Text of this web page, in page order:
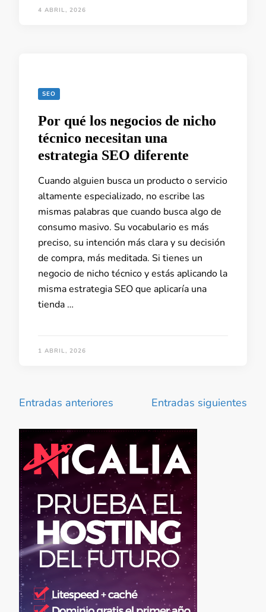
4 ABRIL, 2026
SEO
Por qué los negocios de nicho
técnico necesitan una
estrategia SEO diferente
Cuando alguien busca un producto o servicio
altamente especializado, no escribe las
mismas palabras que cuando busca algo de
consumo masivo. Su vocabulario es más
preciso, su intención más clara y su decisión
de compra, más meditada. Si tienes un
negocio de nicho técnico y estás aplicando la
misma estrategia SEO que aplicaría una
tienda …
1 ABRIL, 2026
Navegación
entradas
Entradas anteriores Entradas siguientes